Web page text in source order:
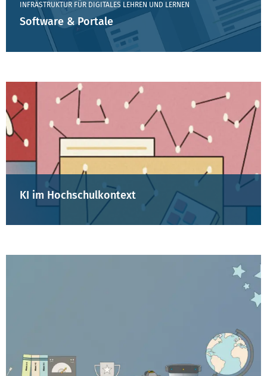
INFRASTRUKTUR FÜR DIGITALES LEHREN UND LERNEN
Software & Portale
KI im Hochschulkontext